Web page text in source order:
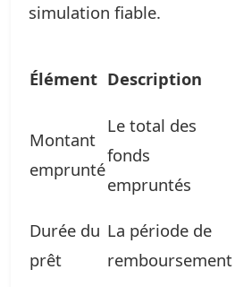
simulation fiable.
Élément Description
Montant
emprunté
Le total des
fonds
empruntés
Durée du
prêt
La période de
remboursement